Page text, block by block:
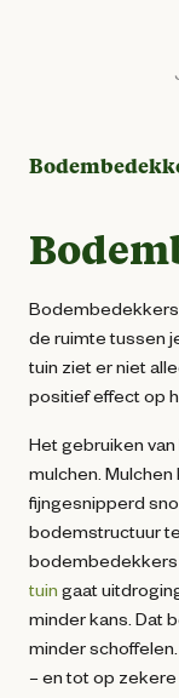
Bodembedekkers
de ruimte tussen
tuin ziet er niet
positief effect op
Het gebruiken
mulchen.
fijngesnipperd
bodemstructuur
bodembedekkers
tuin gaat
minder kans. Dat
minder
– en tot op